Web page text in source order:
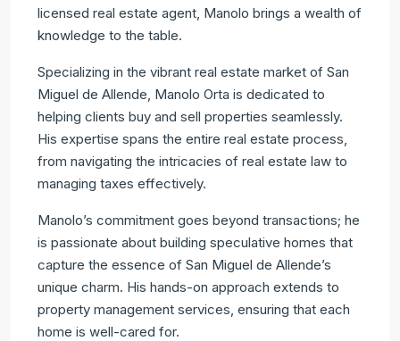
licensed real estate agent, Manolo brings a wealth of
knowledge to the table.
Specializing in the vibrant real estate market of San
Miguel de Allende, Manolo Orta is dedicated to
helping clients buy and sell properties seamlessly.
His expertise spans the entire real estate process,
from navigating the intricacies of real estate law to
managing taxes effectively.
Manolo’s commitment goes beyond transactions; he
is passionate about building speculative homes that
capture the essence of San Miguel de Allende’s
unique charm. His hands-on approach extends to
property management services, ensuring that each
home is well-cared for.